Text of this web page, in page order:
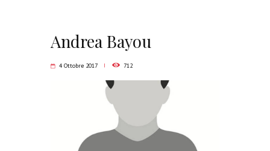
Andrea Bayou
4 Ottobre 2017 712